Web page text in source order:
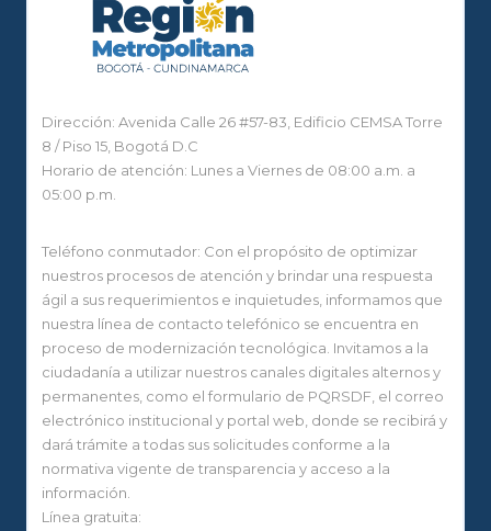
Dirección: Avenida Calle 26 #57-83, Edificio CEMSA Torre
8 / Piso 15, Bogotá D.C
Horario de atención: Lunes a Viernes de 08:00 a.m. a
05:00 p.m.
Teléfono conmutador: Con el propósito de optimizar
nuestros procesos de atención y brindar una respuesta
ágil a sus requerimientos e inquietudes, informamos que
nuestra línea de contacto telefónico se encuentra en
proceso de modernización tecnológica. Invitamos a la
ciudadanía a utilizar nuestros canales digitales alternos y
permanentes, como el formulario de PQRSDF, el correo
electrónico institucional y portal web, donde se recibirá y
dará trámite a todas sus solicitudes conforme a la
normativa vigente de transparencia y acceso a la
información.
Línea gratuita: